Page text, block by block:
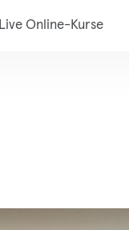
Live Online-Kurse